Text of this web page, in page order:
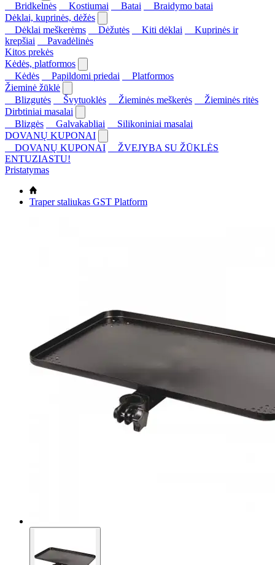
Bridkelnės
Kostiumai Batai
Braidymo batai
Dėklai, kuprinės, dėžės
Dėklai meškerėms
Dėžutės Kiti dėklai
Kuprinės ir
krepšiai
Pavadėlinės
Kitos prekės
Kėdės, platformos
Kėdės
Papildomi priedai
Platformos
Žieminė žūklė
Blizgutės
Švytuoklės Žieminės meškerės
Žieminės ritės
Dirbtiniai masalai
Blizgės
Galvakabliai
Silikoniniai masalai
DOVANŲ KUPONAI
DOVANŲ KUPONAI
ŽVEJYBA SU ŽŪKLĖS
ENTUZIASTU!
Pristatymas
Traper staliukas GST Platform